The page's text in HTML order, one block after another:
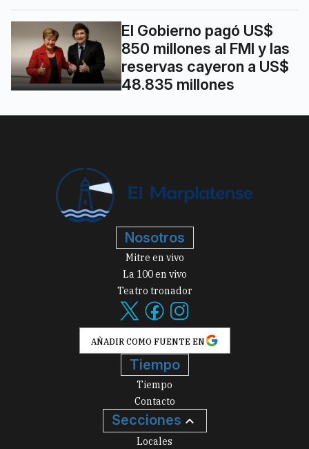
El Gobierno pagó US$
850 millones al FMI y las
reservas cayeron a US$
48.835 millones
Nosotros
Mitre en vivo
La 100 en vivo
Teatro tronador
AÑADIR COMO FUENTE EN
Tiempo
Tiempo
Contacto
Secciones
Locales